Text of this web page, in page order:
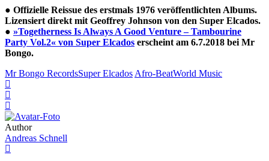
● Offizielle Reissue des erstmals 1976 veröffentlichten Albums.
Lizensiert direkt mit Geoffrey Johnson von den Super Elcados.
● »Togetherness Is Always A Good Venture – Tambourine
Party Vol.2« von Super Elcados erscheint am 6.7.2018 bei Mr
Bongo.
Mr Bongo RecordsSuper Elcados Afro-BeatWorld Music
Author
Andreas Schnell